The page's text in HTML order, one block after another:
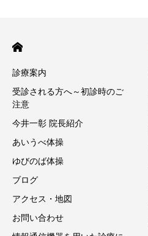
診療案内
受診される方へ～初診時のご
注意
今井一彰 院長紹介
あいうべ体操
ゆびのば体操
ブログ
アクセス・地図
お問い合わせ